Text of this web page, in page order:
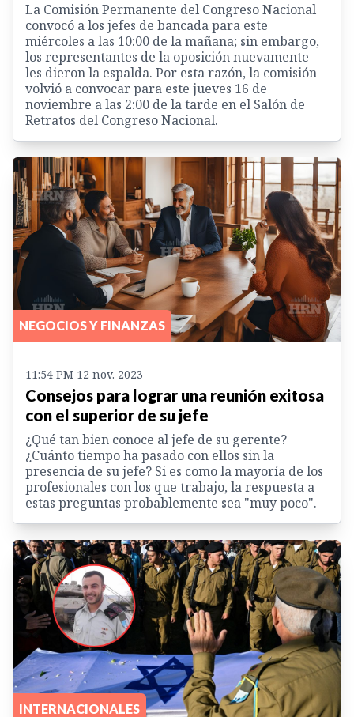
La Comisión Permanente del Congreso Nacional
convocó a los jefes de bancada para este
miércoles a las 10:00 de la mañana; sin embargo,
los representantes de la oposición nuevamente
les dieron la espalda. Por esta razón, la comisión
volvió a convocar para este jueves 16 de
noviembre a las 2:00 de la tarde en el Salón de
Retratos del Congreso Nacional.
NEGOCIOS Y FINANZAS
11:54 PM 12 nov. 2023
Consejos para lograr una reunión exitosa
con el superior de su jefe
¿Qué tan bien conoce al jefe de su gerente?
¿Cuánto tiempo ha pasado con ellos sin la
presencia de su jefe? Si es como la mayoría de los
profesionales con los que trabajo, la respuesta a
estas preguntas probablemente sea "muy poco".
INTERNACIONALES